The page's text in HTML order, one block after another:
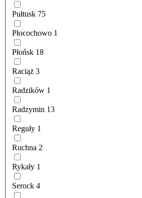
Pułtusk 75
Płocochowo 1
Płońsk 18
Raciąż 3
Radzików 1
Radzymin 13
Reguły 1
Ruchna 2
Rykały 1
Serock 4